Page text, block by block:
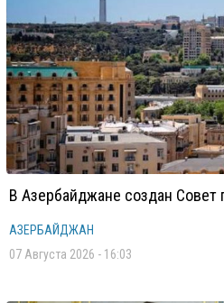
В Азербайджане создан
АЗЕРБАЙДЖАН
07 Августа 2026 - 16:03